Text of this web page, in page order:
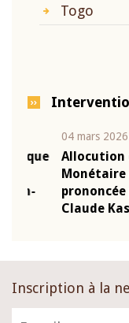
Togo
04 mars 2026
Allocution
Monétaire de la
prononcée par
Claude Kassi
Inscription à la